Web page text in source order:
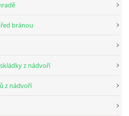
bránou
z nádvoří
z nádvoří